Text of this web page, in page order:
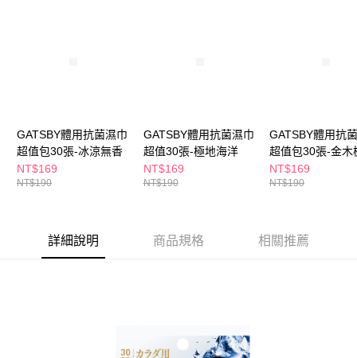
【注意事項】
１．透過由恩沛科技股份有限公司提供之「AFTEE先享後付」服務完成之交
易，需依本服務之必要範圍內提供個人資料，並將交易相關給付款項請求債
３．未成年的使用者請事先徵得法定代理人或監護人之同意方可使用
恩沛科技股份有限公司將有權停止該用戶之使用額度並採取法律行動。
7-11取貨付款
每筆NT$65，滿NT$490(含以上)免運費
宅配(本島)
GATSBY體用抗菌濕巾
超值包30張-冰涼無香
NT$169
NT$190
GATSBY體用抗菌濕巾
超值30張-極地海洋
NT$169
NT$190
GATSBY體用抗
超值包30張-金木
NT$169
NT$190
詳細說明 商品規格 相關推薦